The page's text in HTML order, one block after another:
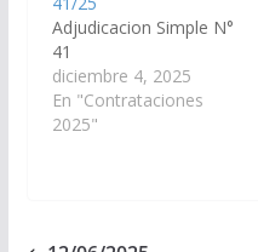
Adjudicacion Simple N°
41
diciembre 4, 2025
En "Contrataciones
2025"